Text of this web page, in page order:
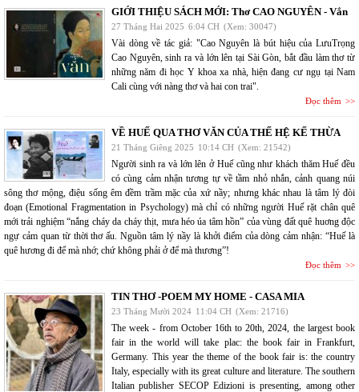
GIỚI THIỆU SÁCH MỚI: Thơ CAO NGUYÊN - Vắn
27 Tháng Hai 2025 6:04 CH (Xem: 30047)
Vài dòng về tác giả: "Cao Nguyên là bút hiệu của LưuTrọng
Cao Nguyên, sinh ra và lớn lên tại Sài Gòn, bắt đầu làm thơ từ
những năm đi học Y khoa xa nhà, hiện đang cư ngụ tại Nam
Cali cùng với nàng thơ và hai con trai".
Đọc thêm
VỀ HUẾ QUA THƠ VĂN CỦA THẾ HỆ KẾ THỪA
21 Tháng Giêng 2025 10:14 CH (Xem: 21542)
Người sinh ra và lớn lên ở Huế cũng như khách thăm Huế đều
có cùng cảm nhận tương tự về tầm nhỏ nhắn, cảnh quang núi
sông thơ mộng, điệu sống êm đềm trầm mặc của xứ nầy; nhưng khác nhau là tâm lý đòi
đoạn (Emotional Fragmentation in Psychology) mà chỉ có những người Huế rặt chân quê
mới trải nghiệm “nắng cháy da cháy thịt, mưa héo úa tâm hồn” của vùng đất quê huơng độc
ngự cảm quan từ thời thơ ấu. Nguồn tâm lý nầy là khởi điểm của dòng cảm nhận: “Huế là
quê hương đi để mà nhớ; chứ không phải ở để mà thương”!
Đọc thêm
TIN THƠ -POEM MY HOME - CASA MIA
23 Tháng Mười 2024 11:04 CH (Xem: 21716)
The week - from October 16th to 20th, 2024, the largest book
fair in the world will take plac: the book fair in Frankfurt,
Germany. This year the theme of the book fair is: the country
Italy, especially with its great culture and literature. The southern
Italian publisher SECOP Edizioni is presenting, among other